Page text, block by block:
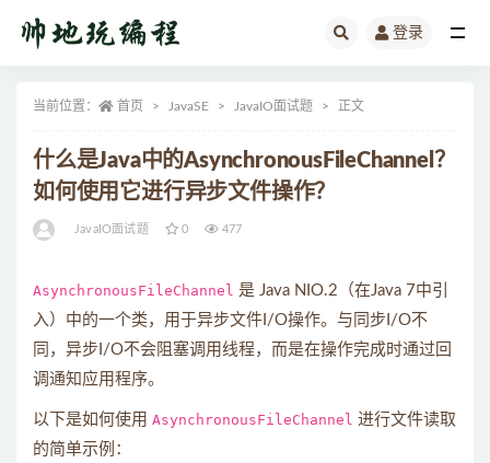
登录
当前位置： 首页 JavaSE JavaIO面试题 正文
什么是Java中的AsynchronousFileChannel？
如何使用它进行异步文件操作？
JavaIO面试题 0 477
AsynchronousFileChannel 是 Java NIO.2（在Java 7中引
入）中的一个类，用于异步文件I/O操作。与同步I/O不
同，异步I/O不会阻塞调用线程，而是在操作完成时通过回
调通知应用程序。
以下是如何使用 AsynchronousFileChannel 进行文件读取
的简单示例：